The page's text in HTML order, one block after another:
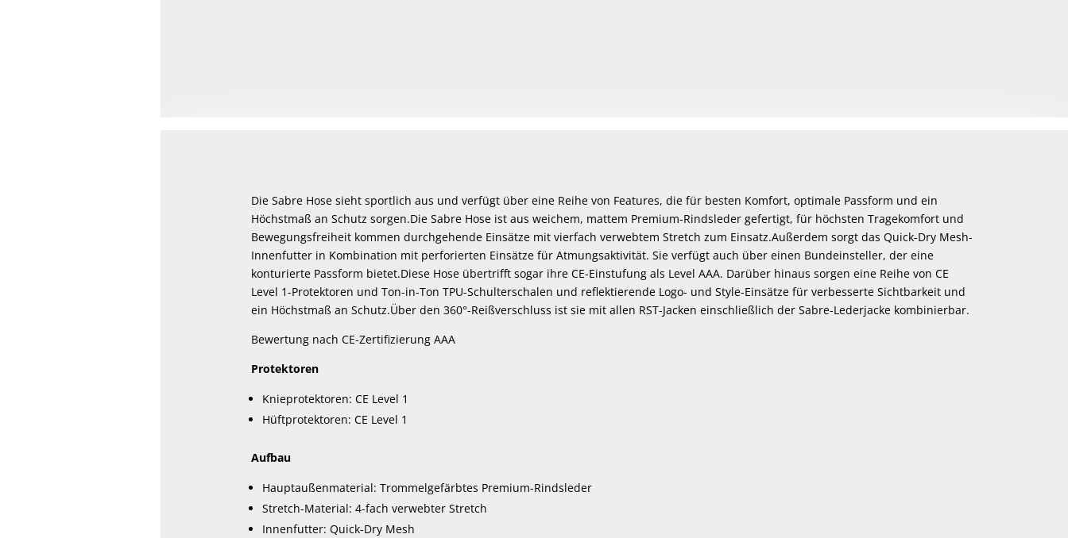
auf
der
Produktseite
gewählt
werden
Die Sabre Hose sieht sportlich aus und verfügt über eine Reihe von Features, die für besten Komfort, optimale Passform und ein
Höchstmaß an Schutz sorgen.Die Sabre Hose ist aus weichem, mattem Premium-Rindsleder gefertigt, für höchsten Tragekomfort und
Bewegungsfreiheit kommen durchgehende Einsätze mit vierfach verwebtem Stretch zum Einsatz.Außerdem sorgt das Quick-Dry Mesh-
Innenfutter in Kombination mit perforierten Einsätze für Atmungsaktivität. Sie verfügt auch über einen Bundeinsteller, der eine
konturierte Passform bietet.Diese Hose übertrifft sogar ihre CE-Einstufung als Level AAA. Darüber hinaus sorgen eine Reihe von CE
Level 1-Protektoren und Ton-in-Ton TPU-Schulterschalen und reflektierende Logo- und Style-Einsätze für verbesserte Sichtbarkeit und
ein Höchstmaß an Schutz.Über den 360°-Reißverschluss ist sie mit allen RST-Jacken einschließlich der Sabre-Lederjacke kombinierbar.
Bewertung nach CE-Zertifizierung AAA
Protektoren
Knieprotektoren: CE Level 1
Hüftprotektoren: CE Level 1
Aufbau
Hauptaußenmaterial: Trommelgefärbtes Premium-Rindsleder
Stretch-Material: 4-fach verwebter Stretch
Innenfutter: Quick-Dry Mesh